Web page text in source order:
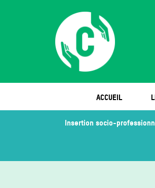
ACCUEIL
Insertion socio-